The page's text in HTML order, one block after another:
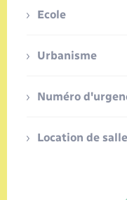
Ecole
Urbanisme
Numéro
Location de salle